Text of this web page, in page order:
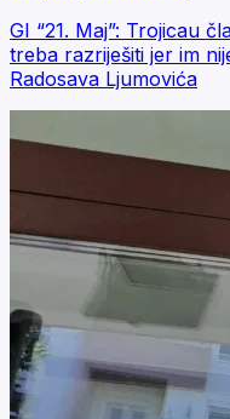
GI “21. Maj”: Trojicau
treba razriješiti jer im
Radosava Ljumovića